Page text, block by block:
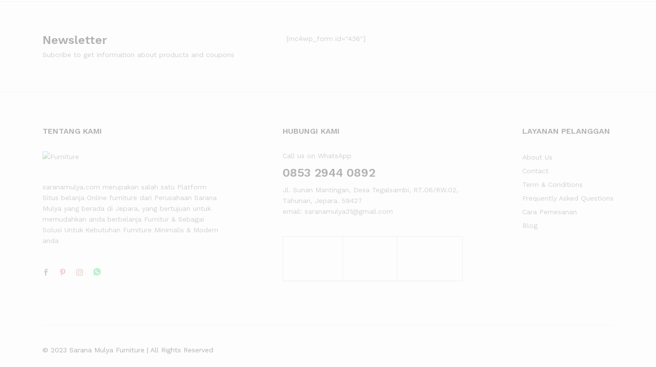
Newsletter
Subcribe to get information about products and coupons
[mc4wp_form id="436"]
TENTANG KAMI
saranamulya.com merupakan salah satu Platform
Situs belanja Online furniture dari Perusahaan Sarana
Mulya yang berada di Jepara, yang bertujuan untuk
memudahkan anda berbelanja Furnitur & Sebagai
Solusi Untuk Kebutuhan Furniture Minimalis & Modern
anda
HUBUNGI KAMI
Call us on WhatsApp
0853 2944 0892
Jl. Sunan Mantingan, Desa Tegalsambi, RT.06/RW.02,
Tahunan, Jepara. 59427
email: saranamulya31@gmail.com
LAYANAN PELANGGAN
About Us
Contact
Term & Conditions
Frequently Asked Questions
Cara Pemesanan
Blog
© 2023 Sarana Mulya Furniture | All Rights Reserved